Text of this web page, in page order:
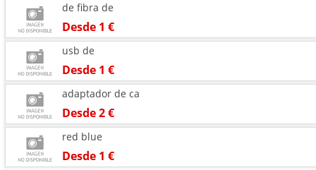
Desde 1 €
de fibra de
Desde 1 €
usb de
Desde 2 €
adaptador de ca
Desde 1 €
red blue